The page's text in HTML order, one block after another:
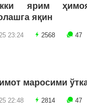
ярим
яқин
23:24 2568 47
маросими
22:48 2814 47